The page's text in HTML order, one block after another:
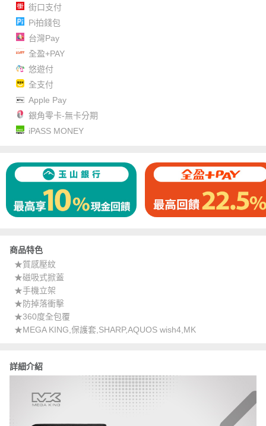
街口支付
Pi拍錢包
台灣Pay
全盈+PAY
悠遊付
全支付
Apple Pay
銀角零卡-無卡分期
iPASS MONEY
商品特色
★質感壓紋
★磁吸式掀蓋
★手機立架
★防掉落衝擊
★360度全包覆
★MEGA KING,保護套,SHARP,AQUOS wish4,MK
詳細介紹